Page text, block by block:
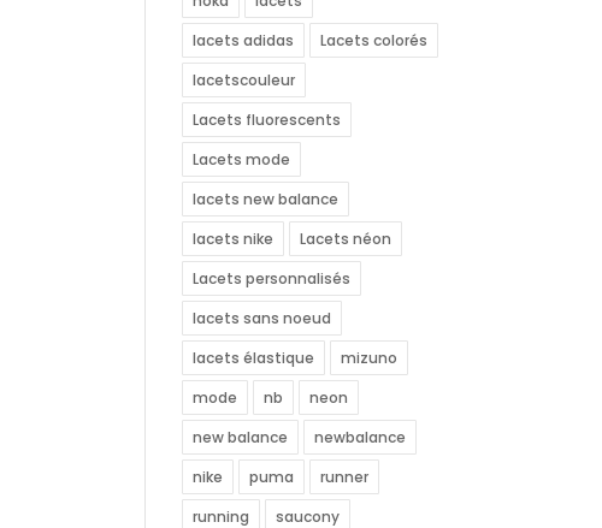
lacets adidas
Lacets colorés
lacetscouleur
Lacets fluorescents
Lacets mode
lacets new balance
lacets nike
Lacets néon
Lacets personnalisés
lacets sans noeud
lacets élastique
mizuno
mode
nb
neon
new balance
newbalance
nike
puma
runner
running
saucony